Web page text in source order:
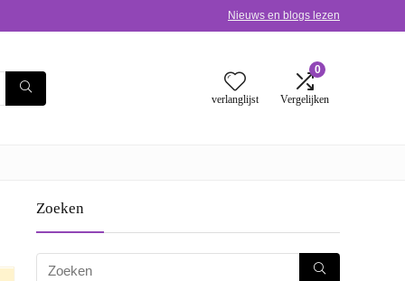
Nieuws en blogs lezen
verlanglijst
0
Vergelijken
Zoeken